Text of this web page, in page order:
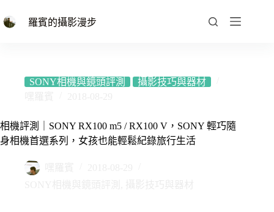
至
羅賓的攝影漫步
SONY相機與鏡頭評測
攝影技巧與器材
相機評測｜SONY RX100 m5 / RX100 V，SONY 輕巧隨
身相機首選系列，女孩也能輕鬆紀錄旅行生活